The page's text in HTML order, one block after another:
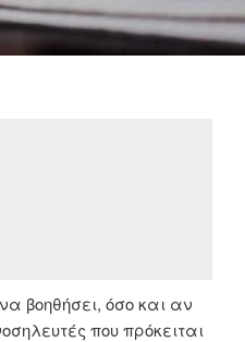
βοηθήσει, όσο και αν
που πρόκειται